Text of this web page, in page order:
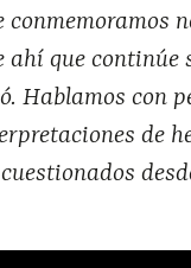
conmemoramos
ahí que
Hablamos con
de